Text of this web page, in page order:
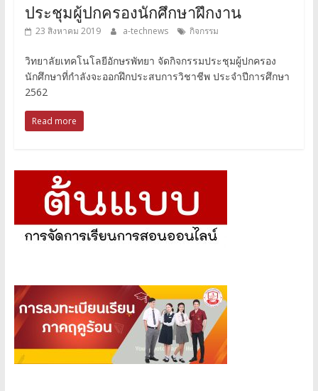
ประชุมผู้ปกครองนักศึกษาฝึกงาน
23 สิงหาคม 2019 a-technews กิจกรรม
วิทยาลัยเทคโนโลยีอักษรพัทยา จัดกิจกรรมประชุมผู้ปกครอง
นักศึกษาที่กำลังจะออกฝึกประสบการวิชาชีพ ประจำปีการศึกษา
2562
Read more